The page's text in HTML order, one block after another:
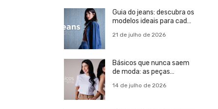
Guia do jeans: descubra os
modelos ideais para cada
21 de julho de 2026
Básicos que nunca saem
de moda: as peças
guarda-roupa versátil
14 de julho de 2026